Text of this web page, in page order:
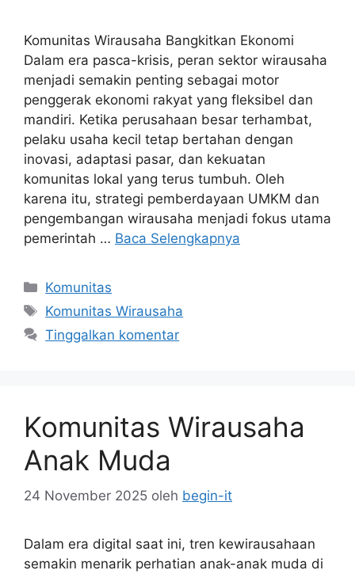
Komunitas Wirausaha Bangkitkan Ekonomi
Dalam era pasca-krisis, peran sektor wirausaha
menjadi semakin penting sebagai motor
penggerak ekonomi rakyat yang fleksibel dan
mandiri. Ketika perusahaan besar terhambat,
pelaku usaha kecil tetap bertahan dengan
inovasi, adaptasi pasar, dan kekuatan
komunitas lokal yang terus tumbuh. Oleh
karena itu, strategi pemberdayaan UMKM dan
pengembangan wirausaha menjadi fokus utama
pemerintah … Baca Selengkapnya
Kategori
Komunitas
Tag
Komunitas Wirausaha
Tinggalkan komentar
Komunitas Wirausaha
Anak Muda
24 November 2025 oleh begin-it
Dalam era digital saat ini, tren kewirausahaan
semakin menarik perhatian anak-anak muda di